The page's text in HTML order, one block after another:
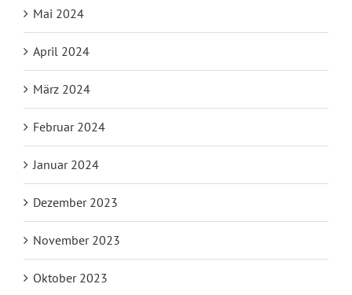
Mai 2024
April 2024
März 2024
Februar 2024
Januar 2024
Dezember 2023
November 2023
Oktober 2023